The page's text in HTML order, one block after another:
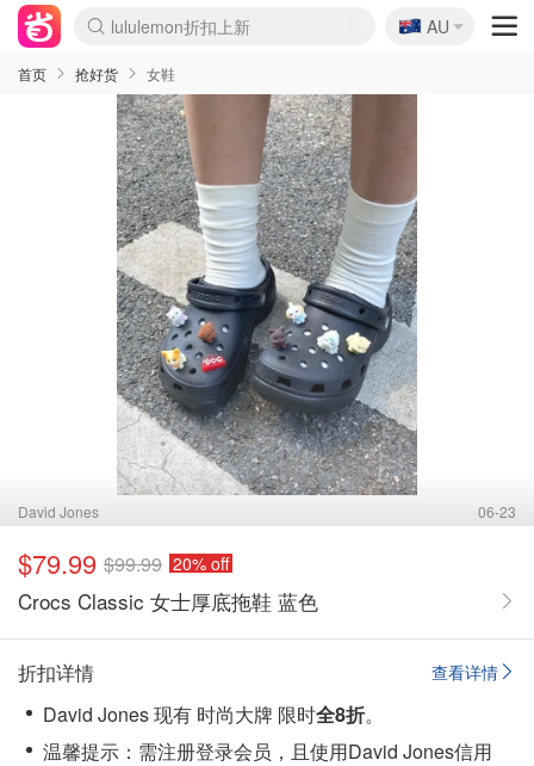
lululemon折扣上新
Sasa美妆护肤3.5折
SSENSE年中3折
FreshBeauty好价汇总
Cettire降价+叠9折
Farfetch折上8折
WWS Coles超市实拍
viagogo二手票捡漏
Myer清仓1折起
The Outnet奢牌1折起
David Jones 3折起
Flannels大牌1折
Perfumes Club护肤1折
AMIRO返校季6.2折
Oweek抽奖送Airpods
Amazon折扣汇总
eToro入金$200送$50
Amazon数码好物
ICONIC本周7.5折
ThedoubleF高奢地板价
Moose Knuckles 6折
丝芙兰5折起
EUFY官网3.7折起
Selenichast首饰2折
Trip机票酒店促销
YSL送5件彩妆礼
Amazon家居好物
BIGBANG巡演开票
David Jones时尚3折
Amazon美妆护肤
雅漾大喷$8
过敏原检测盒$33
伊索独家赠50ml沐浴露
科颜氏清仓3折
SEALIFE海洋馆门票6折
丝塔芙大白罐$16
订阅Newsletter送香薰
Cult Beauty 6.8折
Harrods圣诞日历2.3折
LN-CC奢牌私促3折
d'Alba空姐喷雾$16
EVE LOM套装逆天2折
Bernardelli独家4折
Adore Beauty 6折起
CT圣诞日历
Mytheresa奢品2.7折
Luxury Escapes 9折
Currentbody美容仪9折
MOON Garden Live
ALLSAINTS美衣3折
Roborock扫地机3.7折
Tingo Life水杯$24
Valentino官网5折
CR洗发护发6.3折
🇦🇺
AU
首页 抢好货 女鞋
David Jones 06-23
$79.99 $99.99 20% off
Crocs Classic 女士厚底拖鞋 蓝色
查看详情
折扣详情
David Jones 现有 时尚大牌 限时全8折。
温馨提示：需注册登录会员，且使用David Jones信用